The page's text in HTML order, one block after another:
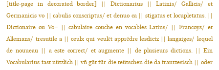
[title-page in decorated border] || Dictionarius || Latinis/ Gallicis/ et
Germanicis vo || cabulis conscriptus/ et denuo ca || stigatus et locupletatus. ||
Dictionaire ou Vo= || cabulaire couche en vocables Latins/ || Francoys/ et
Allemans/ tresutile a || ceulx qui veulẽt apprẽdre lesdictz || langaiges/ lequel
de nouueau || a este correct/ et augmente || de plusieurs dictions. || Ein
Vocabularius fast nützlich || vñ güt für die teütschen die da frantzesisch || oder